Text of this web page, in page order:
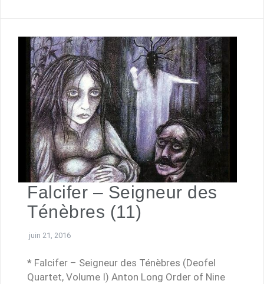
Falcifer – Seigneur des
Ténèbres (11)
juin 21, 2016
* Falcifer – Seigneur des Ténèbres (Deofel
Quartet, Volume I) Anton Long Order of Nine